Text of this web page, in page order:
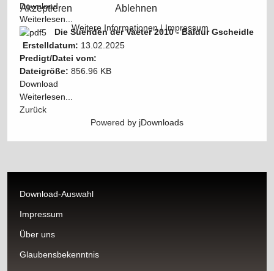
Download
Weiterlesen...
Die Suenden der Vaeter 2010 - Baldur Gscheidle
Erstelldatum: 13.02.2025
Predigt/Datei vom:
Dateigröße: 856.96 KB
Download
Weiterlesen...
Zurück
Powered by jDownloads
Download-Auswahl
Impressum
Über uns
Glaubensbekenntnis
Akzeptieren Ablehnen
Weitere Informationen|Impressum